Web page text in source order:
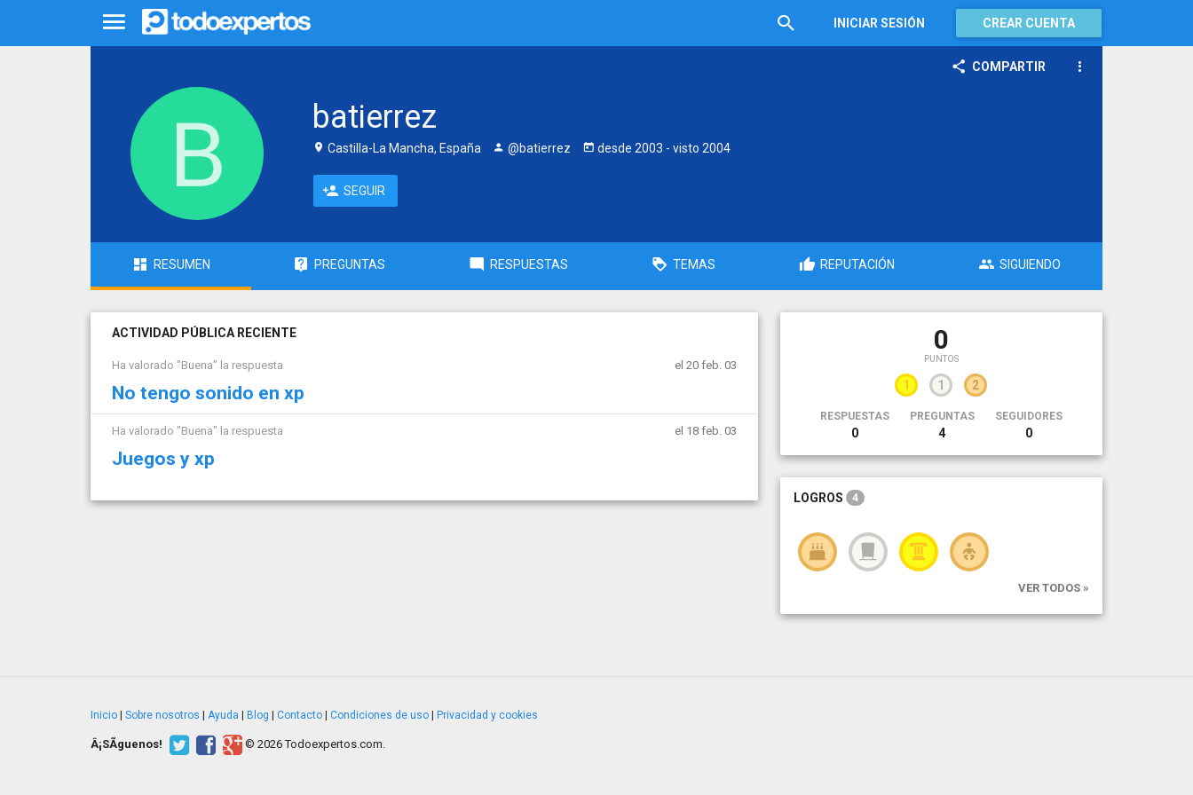
INICIAR SESIÓN CREAR CUENTA
COMPARTIR
batierrez
Castilla-La Mancha, España @batierrez desde 2003 - visto 2004
SEGUIR
RESUMEN PREGUNTAS RESPUESTAS TEMAS REPUTACIÓN SIGUIENDO
ACTIVIDAD PÚBLICA RECIENTE
Ha valorado "Buena" la respuesta el 20 feb. 03
No tengo sonido en xp
Ha valorado "Buena" la respuesta el 18 feb. 03
Juegos y xp
0
PUNTOS
1 1 2
RESPUESTAS
0
PREGUNTAS
4
SEGUIDORES
0
LOGROS 4
VER TODOS »
Inicio Sobre nosotros Ayuda Blog Contacto Condiciones de uso Privacidad y cookies
Â¡SÃ­guenos! © 2026 Todoexpertos.com.